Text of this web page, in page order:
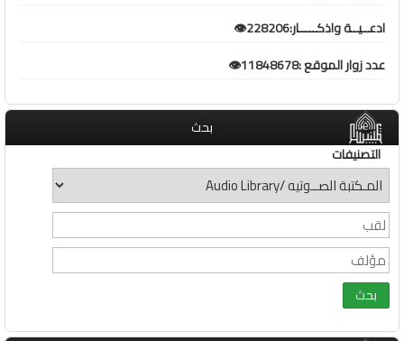
ادعــيــة واذكـــــار:228206👁️
عدد زوار الموقع :11848678👁️
بحث
التصنيفات